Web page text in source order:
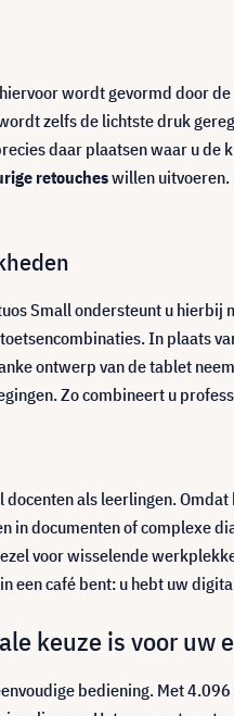
wordt gevormd door
zelfs de lichtste druk
daar plaatsen waar u
retoucheswillen uitvoeren.
Small ondersteunt u hierbij
In plaats
ontwerp van de tablet
Zo combineert u
als leerlingen.
documenten of complexe
voor wisselende
café bent: u hebt uw
keuze is voor uw
bediening. Met